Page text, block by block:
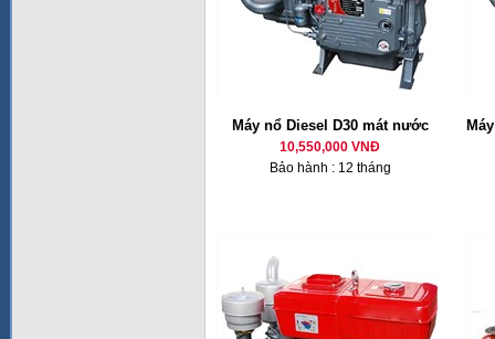
Máy nổ Diesel D30 mát nước
10,550,000 VNĐ
Bảo hành : 12 tháng